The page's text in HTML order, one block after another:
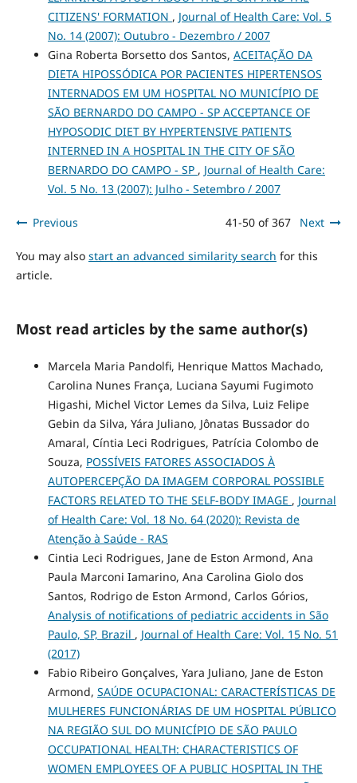
CITIZENS' FORMATION , Journal of Health Care: Vol. 5
No. 14 (2007): Outubro - Dezembro / 2007
Gina Roberta Borsetto dos Santos, ACEITAÇÃO DA
DIETA HIPOSSÓDICA POR PACIENTES HIPERTENSOS
INTERNADOS EM UM HOSPITAL NO MUNICÍPIO DE
SÃO BERNARDO DO CAMPO - SP ACCEPTANCE OF
HYPOSODIC DIET BY HYPERTENSIVE PATIENTS
INTERNED IN A HOSPITAL IN THE CITY OF SÃO
BERNARDO DO CAMPO - SP , Journal of Health Care:
Vol. 5 No. 13 (2007): Julho - Setembro / 2007
Previous 41-50 of 367 Next
You may also start an advanced similarity search for this
article.
Most read articles by the same author(s)
Marcela Maria Pandolfi, Henrique Mattos Machado,
Carolina Nunes França, Luciana Sayumi Fugimoto
Higashi, Michel Victor Lemes da Silva, Luiz Felipe
Gebin da Silva, Yára Juliano, Jônatas Bussador do
Amaral, Cíntia Leci Rodrigues, Patrícia Colombo de
Souza, POSSÍVEIS FATORES ASSOCIADOS À
AUTOPERCEPÇÃO DA IMAGEM CORPORAL POSSIBLE
FACTORS RELATED TO THE SELF-BODY IMAGE , Journal
of Health Care: Vol. 18 No. 64 (2020): Revista de
Atenção à Saúde - RAS
Cintia Leci Rodrigues, Jane de Eston Armond, Ana
Paula Marconi Iamarino, Ana Carolina Giolo dos
Santos, Rodrigo de Eston Armond, Carlos Górios,
Analysis of notifications of pediatric accidents in São
Paulo, SP, Brazil , Journal of Health Care: Vol. 15 No. 51
(2017)
Fabio Ribeiro Gonçalves, Yara Juliano, Jane de Eston
Armond, SAÚDE OCUPACIONAL: CARACTERÍSTICAS DE
MULHERES FUNCIONÁRIAS DE UM HOSPITAL PÚBLICO
NA REGIÃO SUL DO MUNICÍPIO DE SÃO PAULO
OCCUPATIONAL HEALTH: CHARACTERISTICS OF
WOMEN EMPLOYEES OF A PUBLIC HOSPITAL IN THE